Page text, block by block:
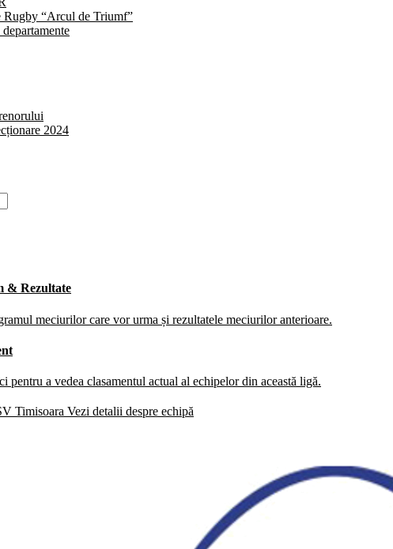
Rugby “Arcul de Triumf”
2024
& Rezultate
meciurilor care vor urma și rezultatele meciurilor anterioare.
pentru a vedea clasamentul actual al echipelor din această ligă.
Timisoara Vezi detalii despre echipă